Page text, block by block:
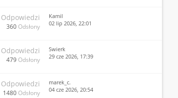
Odpowiedzi
360 Odsłony
Kamil
02 lip 2026, 22:01
Odpowiedzi
479 Odsłony
Swierk
29 cze 2026, 17:39
Odpowiedzi
1480 Odsłony
marek_c.
04 cze 2026, 20:54